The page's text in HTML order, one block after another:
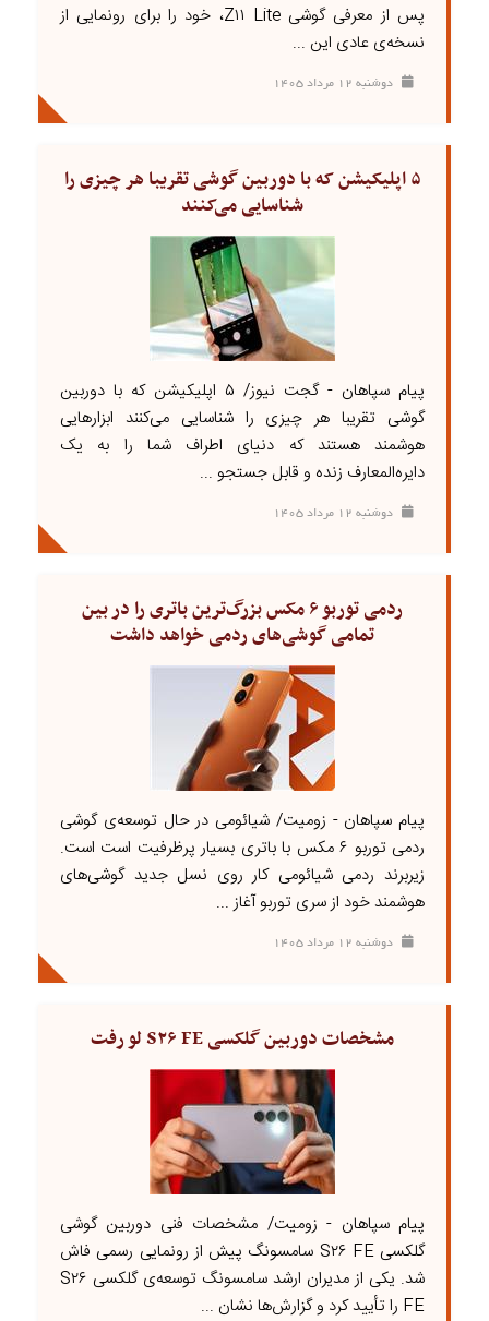
پس از معرفی گوشی Z۱۱ Lite، خود را برای رونمایی از
نسخه‌ی عادی این ...
دوشنبه ۱۲ مرداد ۱۴۰۵
۵ اپلیکیشن که با دوربین گوشی تقریبا هر چیزی را
شناسایی می‌کنند
پیام سپاهان - گجت نیوز/ ۵ اپلیکیشن که با دوربین
گوشی تقریبا هر چیزی را شناسایی می‌کنند ابزارهایی
هوشمند هستند که دنیای اطراف شما را به یک
دایره‌المعارف زنده و قابل جستجو ...
دوشنبه ۱۲ مرداد ۱۴۰۵
ردمی توربو ۶ مکس بزرگ‌ترین باتری را در بین
تمامی گوشی‌های ردمی خواهد داشت
پیام سپاهان - زومیت/ شیائومی در حال توسعه‌ی گوشی
ردمی توربو ۶ مکس با باتری بسیار پرظرفیت است است.
زیربرند ردمی شیائومی کار روی نسل جدید گوشی‌های
هوشمند خود از سری توربو آغاز ...
دوشنبه ۱۲ مرداد ۱۴۰۵
مشخصات دوربین گلکسی S۲۶ FE لو رفت
پیام سپاهان - زومیت/ مشخصات فنی دوربین گوشی
گلکسی S۲۶ FE سامسونگ پیش از رونمایی رسمی فاش
شد. یکی از مدیران ارشد سامسونگ توسعه‌ی گلکسی S۲۶
FE را تأیید کرد و گزارش‌ها نشان ...